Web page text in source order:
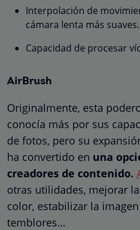
Interpolación de
cámara lenta más suaves.
Capacidad de procesar
AirBrush
Originalmente, esta
conocía más por sus
de fotos, pero su
ha convertido en una
creadores de contenido.
otras utilidades, mejorar
color, estabilizar la
temblores…